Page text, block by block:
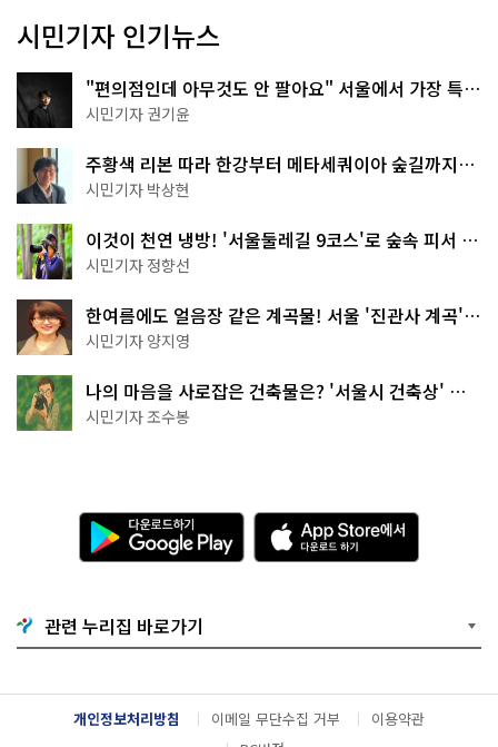
시민기자 인기뉴스
"편의점인데 아무것도 안 팔아요" 서울에서 가장 특별
한 편의점의 정체
시민기자 권기윤
주황색 리본 따라 한강부터 메타세쿼이아 숲길까지…
서울둘레길 15코스
시민기자 박상현
이것이 천연 냉방! '서울둘레길 9코스'로 숲속 피서 떠
나볼까
시민기자 정향선
한여름에도 얼음장 같은 계곡물! 서울 '진관사 계곡'이
천국이네~
시민기자 양지영
나의 마음을 사로잡은 건축물은? '서울시 건축상' 수
상작 공개!
시민기자 조수봉
다
운
로
기
G
o
g
l
e
A
p
p
e
서
다
운
관련 누리집 바로가기
개인정보처리방침 이메일 무단수집 거부
이용약관